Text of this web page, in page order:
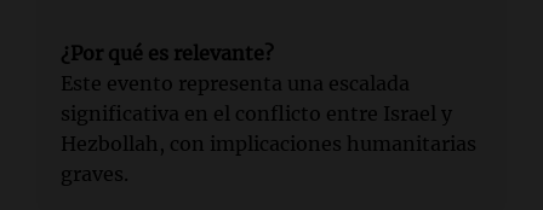
¿Por qué es relevante?
Este evento representa una escalada
significativa en el conflicto entre Israel y
Hezbollah, con implicaciones humanitarias
graves.